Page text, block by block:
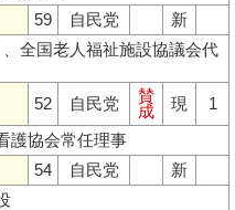
59 自民党
新
全国老人福祉施設協議会代
52 自民党
賛
成
現 1
護協会常任理事
54 自民党
新